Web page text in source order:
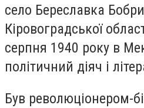
село Береславка
Кіровоградської
серпня 1940 року в
політичний діяч і
Був революціонером-